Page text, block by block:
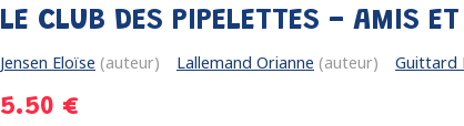
LE CLUB DES PIPELETTES - AMIS
Jensen Eloïse (auteur) Lallemand Orianne (auteur) Guittard
5.50 €